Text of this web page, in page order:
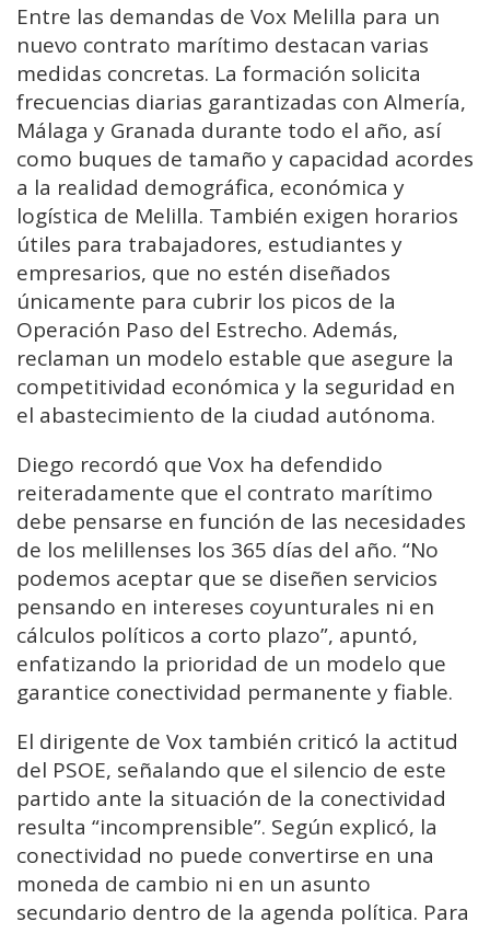
Entre las demandas de Vox Melilla para un
nuevo contrato marítimo destacan varias
medidas concretas. La formación solicita
frecuencias diarias garantizadas con Almería,
Málaga y Granada durante todo el año, así
como buques de tamaño y capacidad acordes
a la realidad demográfica, económica y
logística de Melilla. También exigen horarios
útiles para trabajadores, estudiantes y
empresarios, que no estén diseñados
únicamente para cubrir los picos de la
Operación Paso del Estrecho. Además,
reclaman un modelo estable que asegure la
competitividad económica y la seguridad en
el abastecimiento de la ciudad autónoma.
Diego recordó que Vox ha defendido
reiteradamente que el contrato marítimo
debe pensarse en función de las necesidades
de los melillenses los 365 días del año. “No
podemos aceptar que se diseñen servicios
pensando en intereses coyunturales ni en
cálculos políticos a corto plazo”, apuntó,
enfatizando la prioridad de un modelo que
garantice conectividad permanente y fiable.
El dirigente de Vox también criticó la actitud
del PSOE, señalando que el silencio de este
partido ante la situación de la conectividad
resulta “incomprensible”. Según explicó, la
conectividad no puede convertirse en una
moneda de cambio ni en un asunto
secundario dentro de la agenda política. Para